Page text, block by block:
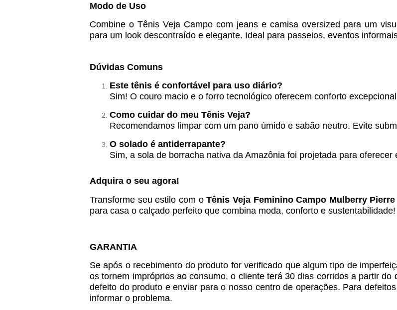
Modo de Uso
Combine o Tênis Veja Campo com jeans e camisa oversized para um
para um look descontraído e elegante. Ideal para passeios, eventos
Dúvidas Comuns
Este tênis é confortável para uso diário?
Sim! O couro macio e o forro tecnológico oferecem conforto
Como cuidar do meu Tênis Veja?
Recomendamos limpar com um pano úmido e sabão neutro. Evite
O solado é antiderrapante?
Sim, a sola de borracha nativa da Amazônia foi projetada para
Adquira o seu agora!
Transforme seu estilo com oTênis Veja Feminino Campo Mulberry
para casa o calçado perfeito que combina moda, conforto e sustentabilidade!
GARANTIA
Se após o recebimento do produto for verificado que algum tipo de
os tornem impróprios ao consumo, o cliente terá 30 dias corridos a partir
defeito do produto e enviar para o nosso centro de operações. Para
informar o problema.